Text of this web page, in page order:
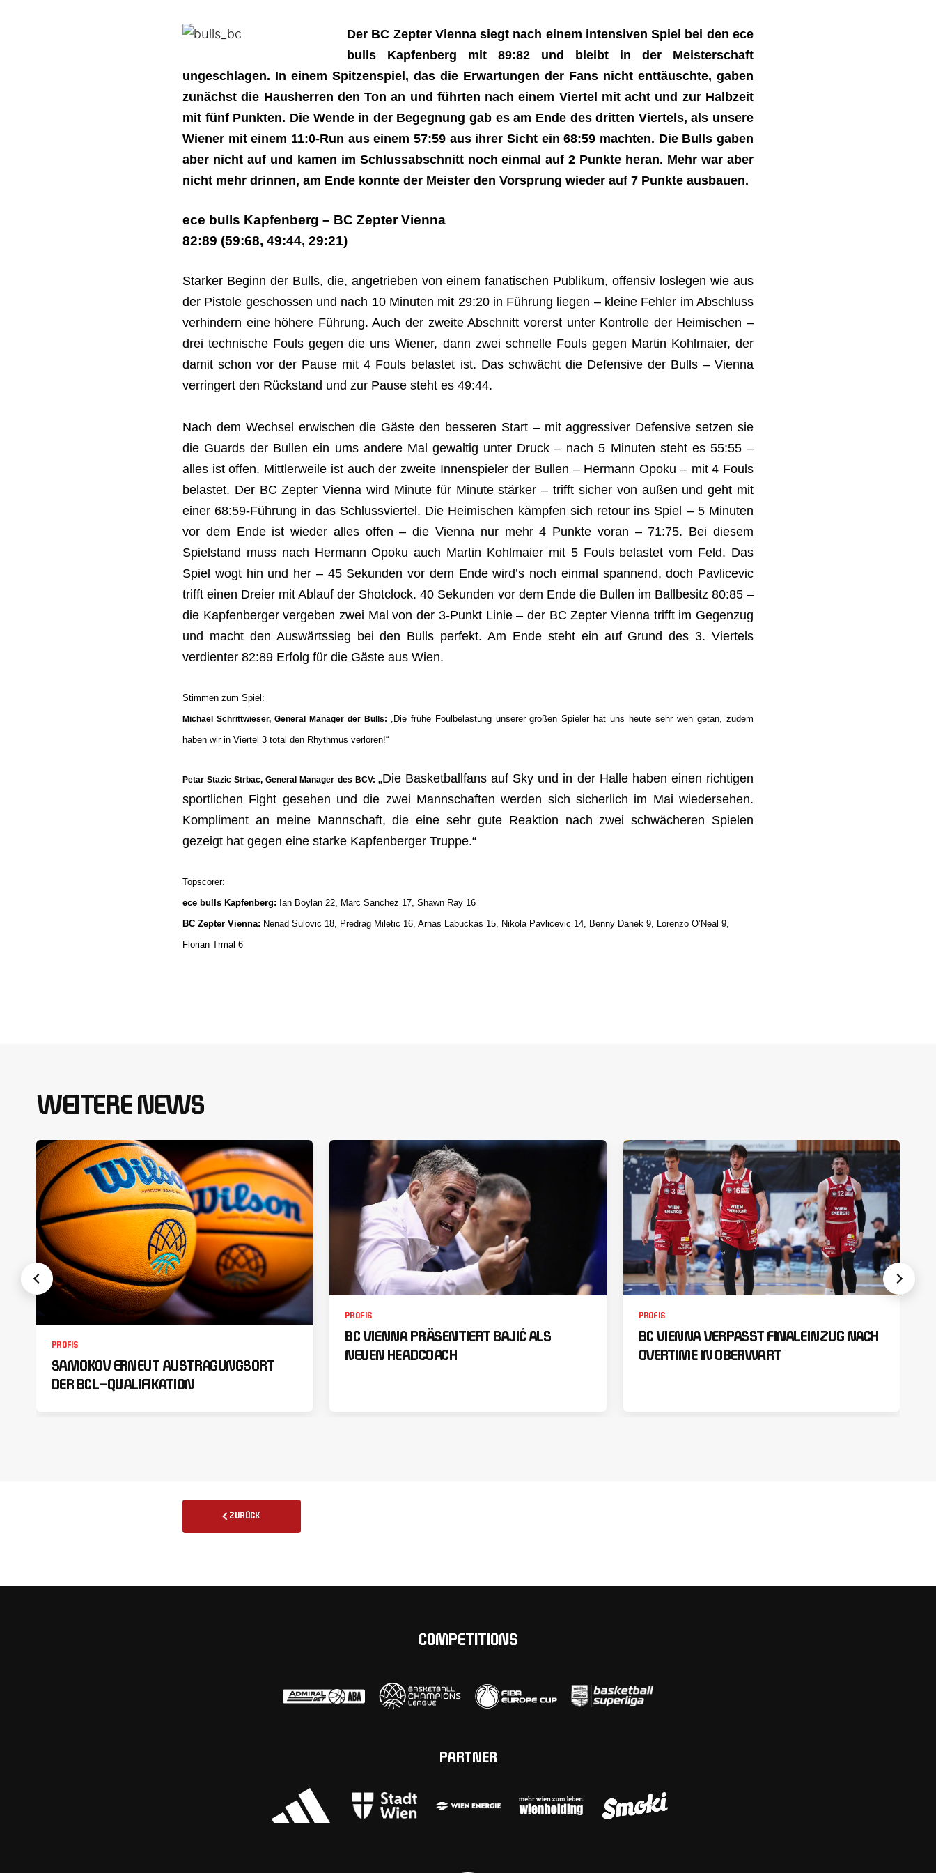
Der BC Zepter Vienna siegt nach einem intensiven Spiel bei den ece
bulls Kapfenberg mit 89:82 und bleibt in der Meisterschaft
ungeschlagen. In einem Spitzenspiel, das die Erwartungen der Fans nicht enttäuschte, gaben
zunächst die Hausherren den Ton an und führten nach einem Viertel mit acht und zur Halbzeit
mit fünf Punkten. Die Wende in der Begegnung gab es am Ende des dritten Viertels, als unsere
Wiener mit einem 11:0-Run aus einem 57:59 aus ihrer Sicht ein 68:59 machten. Die Bulls gaben
aber nicht auf und kamen im Schlussabschnitt noch einmal auf 2 Punkte heran. Mehr war aber
nicht mehr drinnen, am Ende konnte der Meister den Vorsprung wieder auf 7 Punkte ausbauen.
ece bulls Kapfenberg – BC Zepter Vienna
82:89 (59:68, 49:44, 29:21)
Starker Beginn der Bulls, die, angetrieben von einem fanatischen Publikum, offensiv loslegen wie aus
der Pistole geschossen und nach 10 Minuten mit 29:20 in Führung liegen – kleine Fehler im Abschluss
verhindern eine höhere Führung. Auch der zweite Abschnitt vorerst unter Kontrolle der Heimischen –
drei technische Fouls gegen die uns Wiener, dann zwei schnelle Fouls gegen Martin Kohlmaier, der
damit schon vor der Pause mit 4 Fouls belastet ist. Das schwächt die Defensive der Bulls – Vienna
verringert den Rückstand und zur Pause steht es 49:44.
Nach dem Wechsel erwischen die Gäste den besseren Start – mit aggressiver Defensive setzen sie
die Guards der Bullen ein ums andere Mal gewaltig unter Druck – nach 5 Minuten steht es 55:55 –
alles ist offen. Mittlerweile ist auch der zweite Innenspieler der Bullen – Hermann Opoku – mit 4 Fouls
belastet. Der BC Zepter Vienna wird Minute für Minute stärker – trifft sicher von außen und geht mit
einer 68:59-Führung in das Schlussviertel. Die Heimischen kämpfen sich retour ins Spiel – 5 Minuten
vor dem Ende ist wieder alles offen – die Vienna nur mehr 4 Punkte voran – 71:75. Bei diesem
Spielstand muss nach Hermann Opoku auch Martin Kohlmaier mit 5 Fouls belastet vom Feld. Das
Spiel wogt hin und her – 45 Sekunden vor dem Ende wird’s noch einmal spannend, doch Pavlicevic
trifft einen Dreier mit Ablauf der Shotclock. 40 Sekunden vor dem Ende die Bullen im Ballbesitz 80:85 –
die Kapfenberger vergeben zwei Mal von der 3-Punkt Linie – der BC Zepter Vienna trifft im Gegenzug
und macht den Auswärtssieg bei den Bulls perfekt. Am Ende steht ein auf Grund des 3. Viertels
verdienter 82:89 Erfolg für die Gäste aus Wien.
Stimmen zum Spiel:
Michael Schrittwieser, General Manager der Bulls: „Die frühe Foulbelastung unserer großen Spieler hat uns heute sehr weh getan, zudem
haben wir in Viertel 3 total den Rhythmus verloren!“
Petar Stazic Strbac, General Manager des BCV: „Die Basketballfans auf Sky und in der Halle haben einen richtigen
sportlichen Fight gesehen und die zwei Mannschaften werden sich sicherlich im Mai wiedersehen.
Kompliment an meine Mannschaft, die eine sehr gute Reaktion nach zwei schwächeren Spielen
gezeigt hat gegen eine starke Kapfenberger Truppe.“
Topscorer:
ece bulls Kapfenberg: Ian Boylan 22, Marc Sanchez 17, Shawn Ray 16
BC Zepter Vienna: Nenad Sulovic 18, Predrag Miletic 16, Arnas Labuckas 15, Nikola Pavlicevic 14, Benny Danek 9, Lorenzo O’Neal 9,
Florian Trmal 6
WEITERE NEWS
PROFIS
SAMOKOV ERNEUT AUSTRAGUNGSORT
DER BCL-QUALIFIKATION
PROFIS
BC VIENNA PRÄSENTIERT BAJIĆ ALS
NEUEN HEADCOACH
PROFIS
BC VIENNA VERPASST FINALEINZUG NACH
OVERTIME IN OBERWART
ZURÜCK
COMPETITIONS
PARTNER